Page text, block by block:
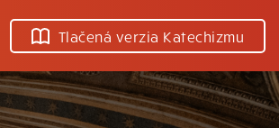
Tlačená verzia Katechizmu